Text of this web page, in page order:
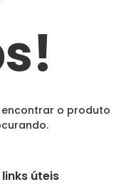
encontrar o produto
úteis